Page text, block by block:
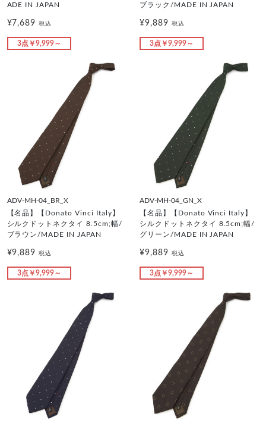
ADE IN JAPAN
¥7,689税込
3点￥9,999～
ブラック/MADE IN JAPAN
¥9,889 税込
3点￥9,999～
ADV-MH-04_BR_X
【名品】【Donato Vinci Italy】
シルクドットネクタイ 8.5cm;幅/
ブラウン/MADE IN JAPAN
¥9,889税込
3点￥9,999～
ADV-MH-04_GN_X
【名品】【Donato Vinci Italy】
シルクドットネクタイ 8.5cm;幅/
グリーン/MADE IN JAPAN
¥9,889 税込
3点￥9,999～